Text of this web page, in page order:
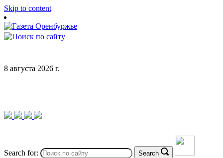
Skip to content
8 августа 2026 г.
Search for: Search